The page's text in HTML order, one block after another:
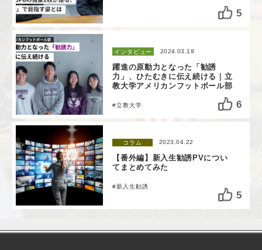
5
インタビュー 2024.03.19
躍進の原動力となった「勧誘
力」、ひたむきに伝え続ける｜立
教大学アメリカンフットボール部
#立教大学 6
コラム 2023.04.22
【番外編】新入生勧誘PVについ
てまとめてみた
#新入生勧誘
5